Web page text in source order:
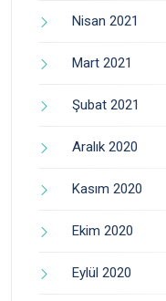
Nisan 2021
Mart 2021
Şubat 2021
Aralık 2020
Kasım 2020
Ekim 2020
Eylül 2020